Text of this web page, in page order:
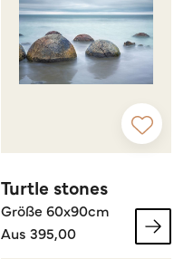
Turtle stones
Größe 60x90cm
Aus 395,00